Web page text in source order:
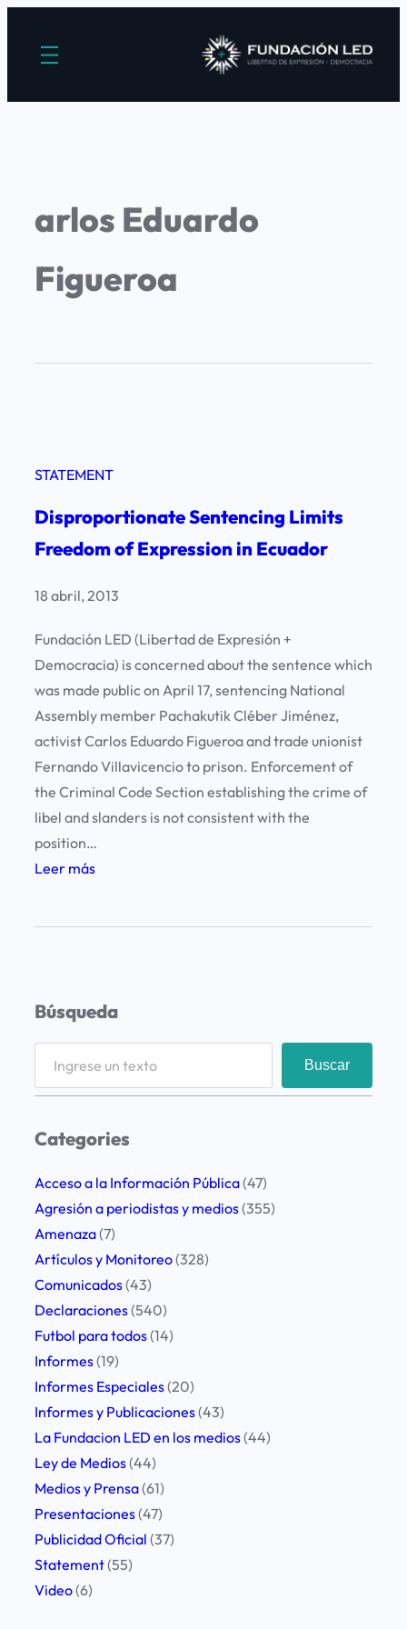
arlos Eduardo
Figueroa
STATEMENT
Disproportionate Sentencing Limits
Freedom of Expression in Ecuador
18 abril, 2013
Fundación LED (Libertad de Expresión +
Democracia) is concerned about the sentence which
was made public on April 17, sentencing National
Assembly member Pachakutik Cléber Jiménez,
activist Carlos Eduardo Figueroa and trade unionist
Fernando Villavicencio to prison. Enforcement of
the Criminal Code Section establishing the crime of
libel and slanders is not consistent with the
position…
Leer más:
o
p
o
r
i
o
a
n
t
i
g
Búsqueda
r
h
Buscar
Categories
Acceso a la Información Pública(47)
Agresión a periodistas y medios(355)
Amenaza(7)
Artículos y Monitoreo(328)
Comunicados(43)
Declaraciones(540)
Futbol para todos(14)
Informes(19)
Informes Especiales(20)
Informes y Publicaciones(43)
La Fundacion LED en los medios(44)
Ley de Medios(44)
Medios y Prensa(61)
Presentaciones(47)
Publicidad Oficial (37)
Statement(55)
Video(6)